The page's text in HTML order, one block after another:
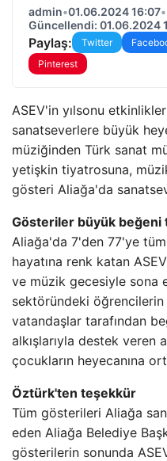
admin•01.06.2024 16:07•
Güncellendi: 01.06.2024
Paylaş: Twitter
Pinterest
ASEV'in yılsonu
sanatseverlere büyük
müziğinden Türk sanat
yetişkin tiyatrosuna,
gösteri Aliağa'da
Gösteriler büyük beğeni
Aliağa'da 7'den 77'ye
hayatına renk katan
ve müzik gecesiyle sona
sektöründeki
vatandaşlar tarafından
alkışlarıyla destek veren
çocukların heyecanına
Öztürk'ten teşekkür
Tüm gösterileri Aliağa
eden Aliağa Belediye
gösterilerin sonunda